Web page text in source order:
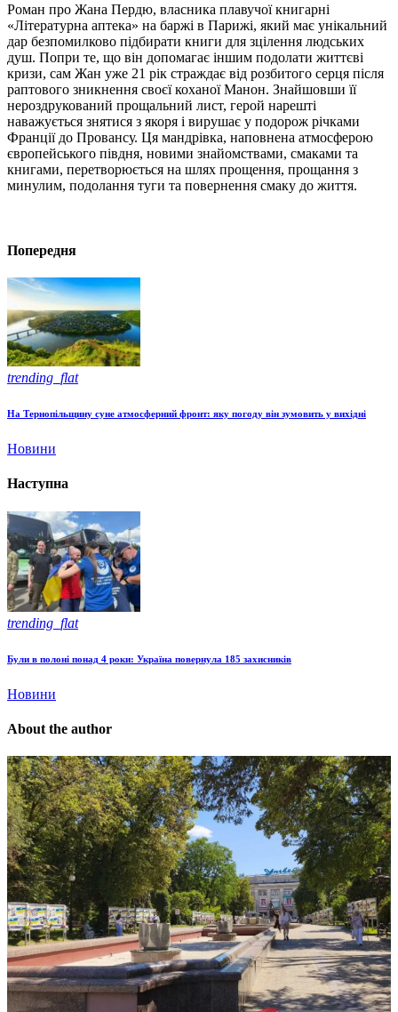
Роман про Жана Пердю, власника плавучої книгарні
«Літературна аптека» на баржі в Парижі, який має унікальний
дар безпомилково підбирати книги для зцілення людських
душ. Попри те, що він допомагає іншим подолати життєві
кризи, сам Жан уже 21 рік страждає від розбитого серця після
раптового зникнення своєї коханої Манон. Знайшовши її
нероздрукований прощальний лист, герой нарешті
наважується знятися з якоря і вирушає у подорож річками
Франції до Провансу. Ця мандрівка, наповнена атмосферою
європейського півдня, новими знайомствами, смаками та
книгами, перетворюється на шлях прощення, прощання з
минулим, подолання туги та повернення смаку до життя.
Попередня
trending_flat
На Тернопільщину суне атмосферний фронт: яку погоду він зумовить у вихідні
Новини
Наступна
trending_flat
Були в полоні понад 4 роки: Україна повернула 185 захисників
Новини
About the author